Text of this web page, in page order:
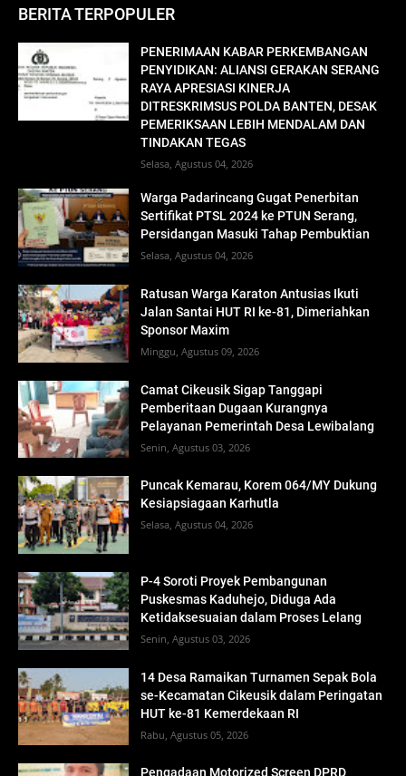
BERITA TERPOPULER
PENERIMAAN KABAR PERKEMBANGAN
PENYIDIKAN: ALIANSI GERAKAN SERANG
RAYA APRESIASI KINERJA
DITRESKRIMSUS POLDA BANTEN, DESAK
PEMERIKSAAN LEBIH MENDALAM DAN
TINDAKAN TEGAS
Selasa, Agustus 04, 2026
Warga Padarincang Gugat Penerbitan
Sertifikat PTSL 2024 ke PTUN Serang,
Persidangan Masuki Tahap Pembuktian
Selasa, Agustus 04, 2026
Ratusan Warga Karaton Antusias Ikuti
Jalan Santai HUT RI ke-81, Dimeriahkan
Sponsor Maxim
Minggu, Agustus 09, 2026
Camat Cikeusik Sigap Tanggapi
Pemberitaan Dugaan Kurangnya
Pelayanan Pemerintah Desa Lewibalang
Senin, Agustus 03, 2026
Puncak Kemarau, Korem 064/MY Dukung
Kesiapsiagaan Karhutla
Selasa, Agustus 04, 2026
P-4 Soroti Proyek Pembangunan
Puskesmas Kaduhejo, Diduga Ada
Ketidaksesuaian dalam Proses Lelang
Senin, Agustus 03, 2026
14 Desa Ramaikan Turnamen Sepak Bola
se-Kecamatan Cikeusik dalam Peringatan
HUT ke-81 Kemerdekaan RI
Rabu, Agustus 05, 2026
Pengadaan Motorized Screen DPRD